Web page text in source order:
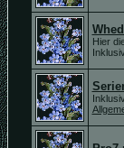
Hier